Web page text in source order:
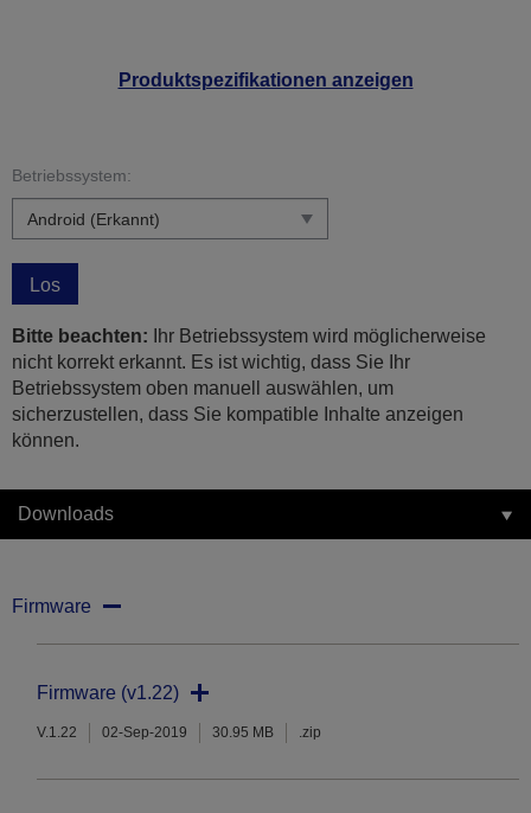
Produktspezifikationen anzeigen
Betriebssystem:
Los
Bitte beachten: Ihr Betriebssystem wird möglicherweise
nicht korrekt erkannt. Es ist wichtig, dass Sie Ihr
Betriebssystem oben manuell auswählen, um
sicherzustellen, dass Sie kompatible Inhalte anzeigen
können.
Downloads
Firmware
Firmware (v1.22)
V.1.22 02-Sep-2019 30.95 MB .zip